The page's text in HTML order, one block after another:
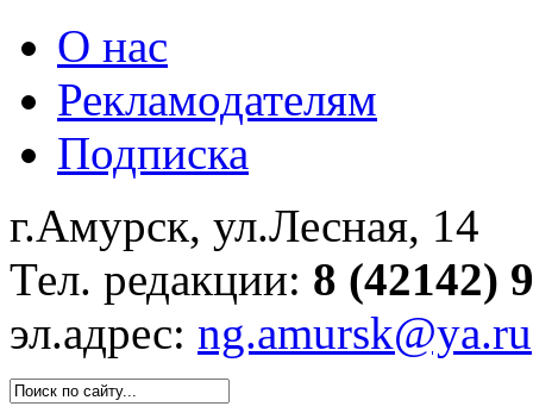
О нас
Рекламодателям
Подписка
г.Амурск, ул.Лесная, 14
Тел. редакции: 8 (42142)
эл.адрес: ng.amursk@ya.ru